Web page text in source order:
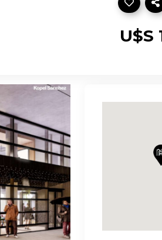
U$S